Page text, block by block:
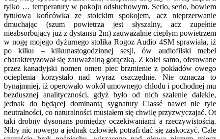
tylko … temperatury w pokoju odsłuchowym. Serio, serio, bowiem
tytułowa końcówka ze stoickim spokojem, acz nieprzerwanie
dmuchając (szum powietrza jest słyszalny, acz zupełnie
nieabsorbujący już z dystansu 2m) zauważalnie ciepłym powietrzem
w nogę mojego dyżurnego stolika Rogoz Audio 4SM sprawiała, iż
po kilku – kilkunastogodzinnej sesji, ów audiofilski mebel
charakteryzował się zauważalną gorączką. Z kolei samo, oferowane
przez kanadyjski nomen omen piec brzmienie z pokładów owego
ocieplenia korzystało nad wyraz oszczędnie. Nie oznacza to
bynajmniej, iż operowało wokół umownego chłodu i pochodnej mu
bezdusznej analityczności, gdyż było od nich szalenie dalekie,
jednak do będącej dominantą sygnatury Classé nawet nie tyle
neutralności, co naturalności musiałem się chwilę przyzwyczajać. Ot
taki drobny dysonans pomiędzy oczekiwaniami a rzeczywistością.
Niby nic nowego a jednak człowiek potrafi dać się zaskoczyć. Całe